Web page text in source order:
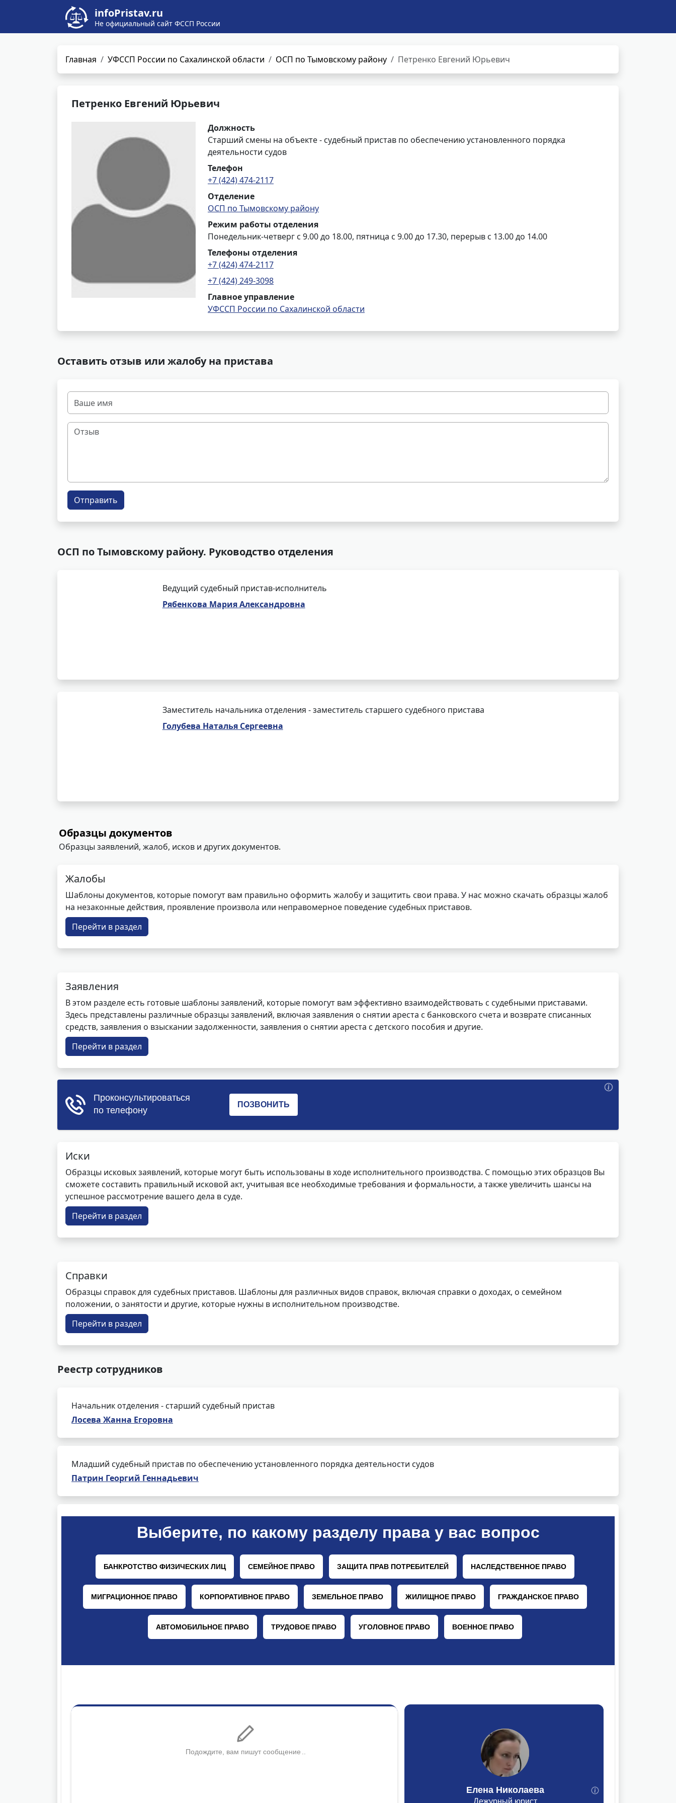
infoPristav.ru
Не официальный сайт ФССП России
Главная УФССП России по Сахалинской области ОСП по Тымовскому району Петренко Евгений Юрьевич
Петренко Евгений Юрьевич
Должность
Старший смены на объекте - судебный пристав по обеспечению установленного порядка
деятельности судов
Телефон
+7 (424) 474-2117
Отделение
ОСП по Тымовскому району
Режим работы отделения
Понедельник-четверг с 9.00 до 18.00, пятница с 9.00 до 17.30, перерыв с 13.00 до 14.00
Телефоны отделения
+7 (424) 474-2117
+7 (424) 249-3098
Главное управление
УФССП России по Сахалинской области
Оставить отзыв или жалобу на пристава
Отправить
ОСП по Тымовскому району. Руководство отделения
Ведущий судебный пристав-исполнитель
Рябенкова Мария Александровна
Заместитель начальника отделения - заместитель старшего судебного пристава
Голубева Наталья Сергеевна
Образцы документов
Образцы заявлений, жалоб, исков и других документов.
Жалобы
Шаблоны документов, которые помогут вам правильно оформить жалобу и защитить свои права. У нас можно скачать образцы жалоб
на незаконные действия, проявление произвола или неправомерное поведение судебных приставов.
Перейти в раздел
Заявления
В этом разделе есть готовые шаблоны заявлений, которые помогут вам эффективно взаимодействовать с судебными приставами.
Здесь представлены различные образцы заявлений, включая заявления о снятии ареста с банковского счета и возврате списанных
средств, заявления о взыскании задолженности, заявления о снятии ареста с детского пособия и другие.
Перейти в раздел
Иски
Образцы исковых заявлений, которые могут быть использованы в ходе исполнительного производства. С помощью этих образцов Вы
сможете составить правильный исковой акт, учитывая все необходимые требования и формальности, а также увеличить шансы на
успешное рассмотрение вашего дела в суде.
Перейти в раздел
Справки
Образцы справок для судебных приставов. Шаблоны для различных видов справок, включая справки о доходах, о семейном
положении, о занятости и другие, которые нужны в исполнительном производстве.
Перейти в раздел
Реестр сотрудников
Начальник отделения - старший судебный пристав
Лосева Жанна Егоровна
Младший судебный пристав по обеспечению установленного порядка деятельности судов
Патрин Георгий Геннадьевич